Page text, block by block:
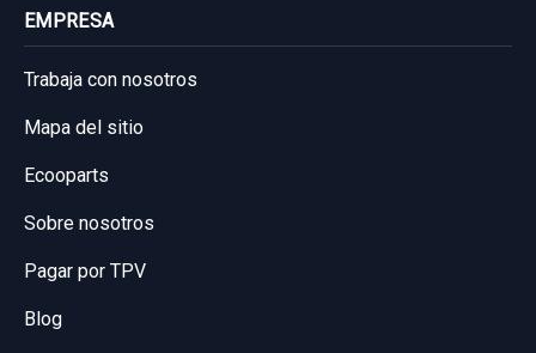
IZQUIERDO
BRAZO SUSPENSION SUPERIOR
CHEVROLET CAPTIVA 2.0 VCDI LT
EMPRESA
Trabaja con nosotros
Mapa del sitio
Ecooparts
Sobre nosotros
Pagar por TPV
Blog